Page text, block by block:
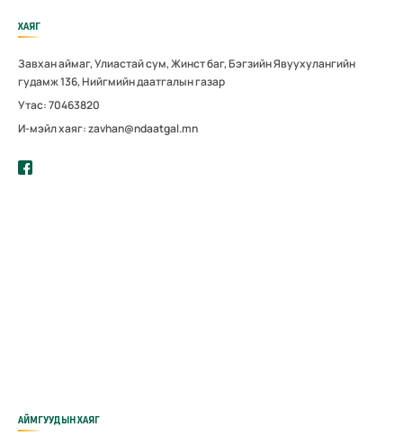
ХАЯГ
Завхан аймаг, Улиастай сум, Жинст баг, Бэгзийн Явуухулангийн
гудамж 136, Нийгмийн даатгалын газар
Утас: 70463820
И-мэйл хаяг: zavhan@ndaatgal.mn
АЙМГУУДЫН ХАЯГ